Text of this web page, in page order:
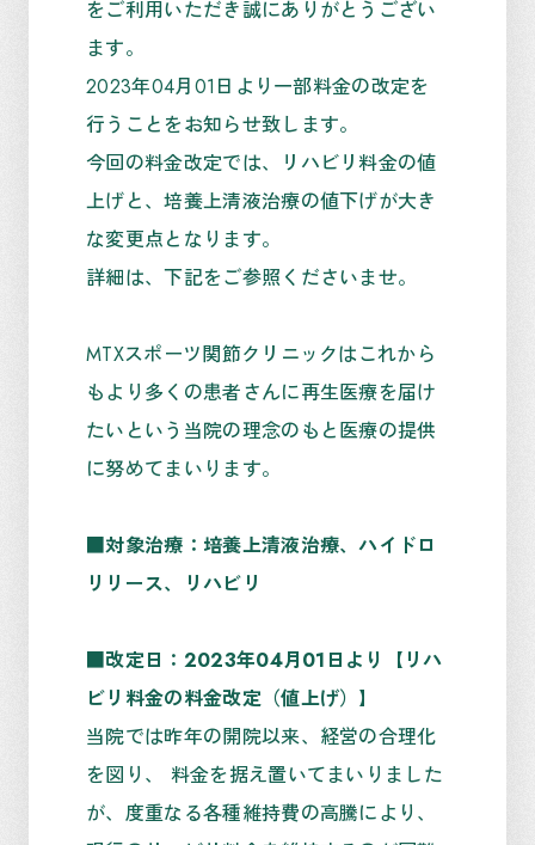
をご利用いただき誠にありがとうござい
ます。
2023年04月01日より一部料金の改定を
行うことをお知らせ致します。
今回の料金改定では、リハビリ料金の値
上げと、培養上清液治療の値下げが大き
な変更点となります。
詳細は、下記をご参照くださいませ。
MTXスポーツ関節クリニックはこれから
もより多くの患者さんに再生医療を届け
たいという当院の理念のもと医療の提供
に努めてまいります。
■対象治療：培養上清液治療、ハイドロ
リリース、リハビリ
■改定日：2023年04月01日より
【リハ
ビリ料金の料金改定（値上げ）】
当院では昨年の開院以来、経営の合理化
を図り、 料金を据え置いてまいりました
が、度重なる各種維持費の高騰により、